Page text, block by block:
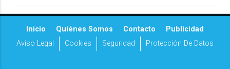
Inicio Quiénes Somos Contacto
Publicidad
Aviso Legal
Cookies Seguridad Protección De Datos